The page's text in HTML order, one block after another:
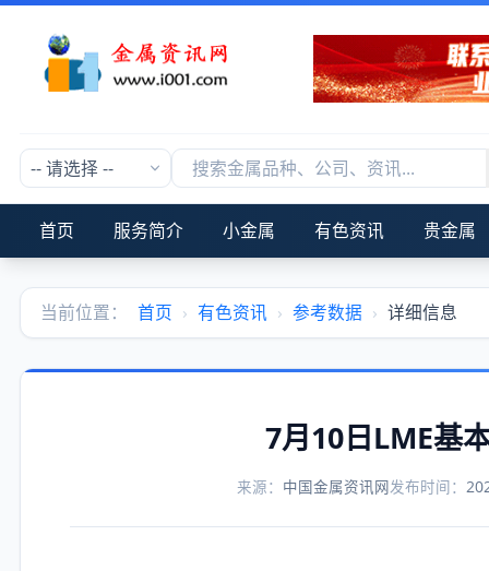
首页 服务简介 小金属 有色资讯 贵金属
当前位置： 首页 › 有色资讯 › 参考数据 › 详细信息
7月10日LME基
来源： 中国金属资讯网发布时间：